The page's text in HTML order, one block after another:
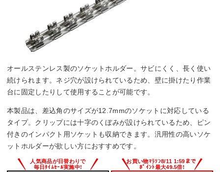
オールステンレス製のソケットホルダー。サビにくく、長く使い
続けられます。ネジ穴が設けられているため、壁に掛けたり作業
台に固定したりして使用することが可能です。
本製品は、差込角のサイズが12.7mmのソケットに対応している
タイプ。クリップには十字のくぼみが設けられているため、ピン
付きのインパクト用ソケットも収納できます。汎用性の高いソケ
ットホルダーが欲しい方におすすめです。